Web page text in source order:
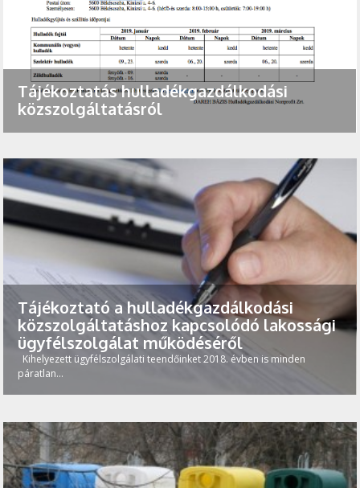
Tájékoztatás hulladékgazdálkodási
közszolgáltatásról
Tájékoztató a hulladékgazdálkodási
közszolgáltatáshoz kapcsolódó lakossági
ügyfélszolgálat működéséről
Kihelyezett ügyfélszolgálati teendőinket 2018. évben is minden
páratlan...